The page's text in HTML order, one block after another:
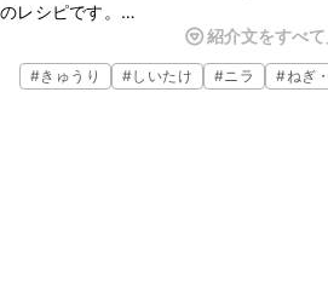
のレシピです。
冷蔵庫に残っているお野菜といつものお
辛いものがお好きな方は手順3で鷹の爪を
えても良いですよ。
紹介文をすべ
#きゅうり #しいたけ #ニラ #ねぎ